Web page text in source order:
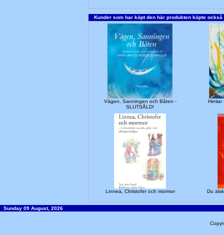
Kunder som har köpt den här produkten köpte också
Vägen, Sanningen och Båten -
SLUTSÅLD!
Himlar
Linnea, Christofer och mormor Du
Sunday 09 August, 2026